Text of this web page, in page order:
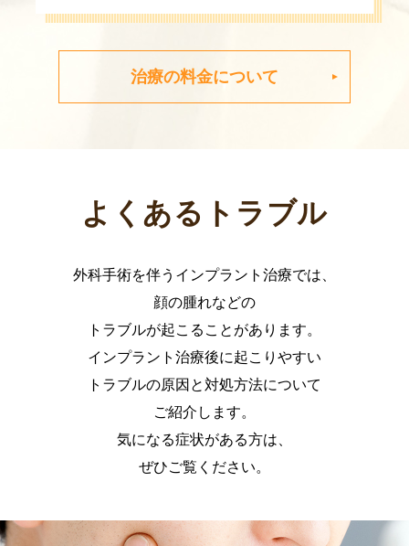
治療の料金について
よくあるトラブル
外科手術を伴うインプラント治療では、
顔の腫れなどの
トラブルが起こることがあります。
インプラント治療後に起こりやすい
トラブルの原因と対処方法について
ご紹介します。
気になる症状がある方は、
ぜひご覧ください。